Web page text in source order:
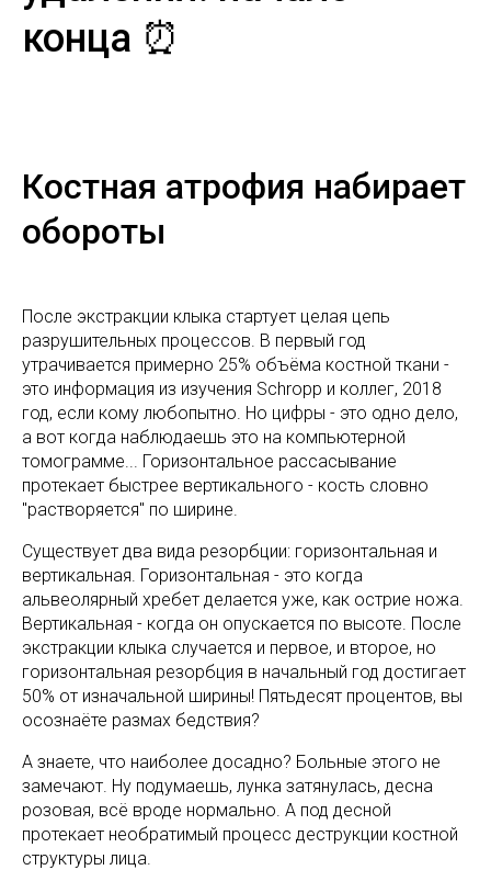
конца ⏰
Костная атрофия набирает
обороты
После экстракции клыка стартует целая цепь
разрушительных процессов. В первый год
утрачивается примерно 25% объёма костной ткани -
это информация из изучения Schropp и коллег, 2018
год, если кому любопытно. Но цифры - это одно дело,
а вот когда наблюдаешь это на компьютерной
томограмме... Горизонтальное рассасывание
протекает быстрее вертикального - кость словно
"растворяется" по ширине.
Существует два вида резорбции: горизонтальная и
вертикальная. Горизонтальная - это когда
альвеолярный хребет делается уже, как острие ножа.
Вертикальная - когда он опускается по высоте. После
экстракции клыка случается и первое, и второе, но
горизонтальная резорбция в начальный год достигает
50% от изначальной ширины! Пятьдесят процентов, вы
осознаёте размах бедствия?
А знаете, что наиболее досадно? Больные этого не
замечают. Ну подумаешь, лунка затянулась, десна
розовая, всё вроде нормально. А под десной
протекает необратимый процесс деструкции костной
структуры лица.